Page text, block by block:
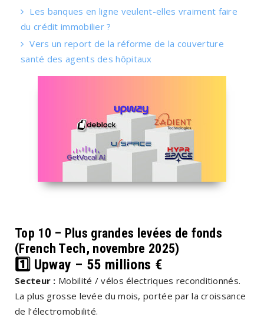
Les banques en ligne veulent-elles vraiment faire
du crédit immobilier ?
Vers un report de la réforme de la couverture
santé des agents des hôpitaux
Top 10 – Plus grandes levées de fonds
(French Tech, novembre 2025)
1️⃣ Upway – 55 millions €
Secteur : Mobilité / vélos électriques reconditionnés.
La plus grosse levée du mois, portée par la croissance
de l’électromobilité.